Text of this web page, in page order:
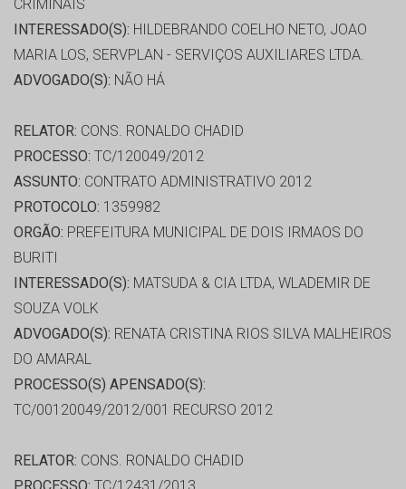
CRIMINAIS
INTERESSADO(S): HILDEBRANDO COELHO NETO, JOAO
MARIA LOS, SERVPLAN - SERVIÇOS AUXILIARES LTDA.
ADVOGADO(S): NÃO HÁ
RELATOR: CONS. RONALDO CHADID
PROCESSO: TC/120049/2012
ASSUNTO: CONTRATO ADMINISTRATIVO 2012
PROTOCOLO: 1359982
ORGÃO: PREFEITURA MUNICIPAL DE DOIS IRMAOS DO
BURITI
INTERESSADO(S): MATSUDA & CIA LTDA, WLADEMIR DE
SOUZA VOLK
ADVOGADO(S): RENATA CRISTINA RIOS SILVA MALHEIROS
DO AMARAL
PROCESSO(S) APENSADO(S):
TC/00120049/2012/001 RECURSO 2012
RELATOR: CONS. RONALDO CHADID